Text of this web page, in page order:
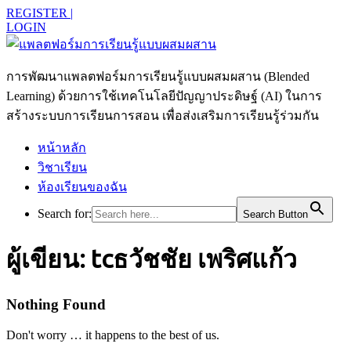
REGISTER |
LOGIN
การพัฒนาแพลตฟอร์มการเรียนรู้แบบผสมผสาน (Blended
Learning) ด้วยการใช้เทคโนโลยีปัญญาประดิษฐ์ (AI) ในการ
สร้างระบบการเรียนการสอน เพื่อส่งเสริมการเรียนรู้ร่วมกัน
หน้าหลัก
วิชาเรียน
ห้องเรียนของฉัน
Search for:
Search Button
ผู้เขียน: tcธวัชชัย เพริศแก้ว
Nothing Found
Don't worry … it happens to the best of us.